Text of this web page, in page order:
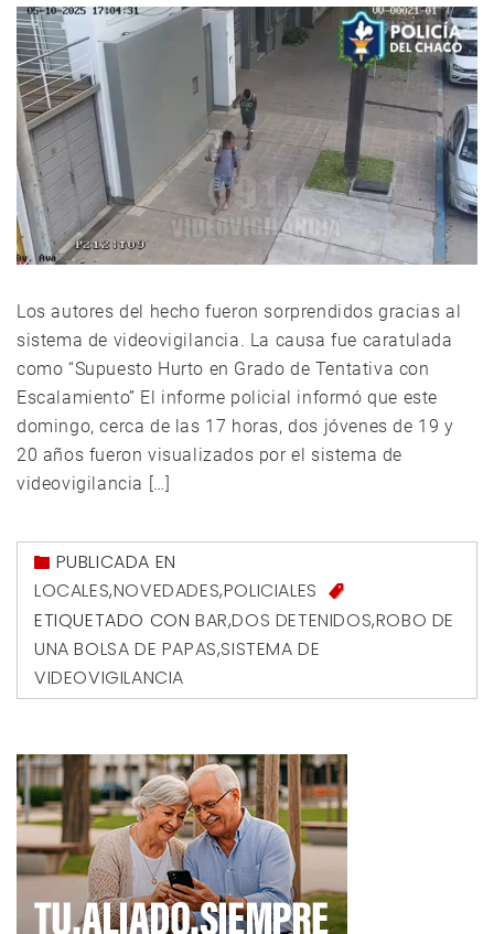
Los autores del hecho fueron sorprendidos gracias al
sistema de videovigilancia. La causa fue caratulada
como “Supuesto Hurto en Grado de Tentativa con
Escalamiento” El informe policial informó que este
domingo, cerca de las 17 horas, dos jóvenes de 19 y
20 años fueron visualizados por el sistema de
videovigilancia […]
PUBLICADA EN
LOCALES,NOVEDADES,POLICIALES
ETIQUETADO CON BAR,DOS DETENIDOS,ROBO DE
UNA BOLSA DE PAPAS,SISTEMA DE
VIDEOVIGILANCIA